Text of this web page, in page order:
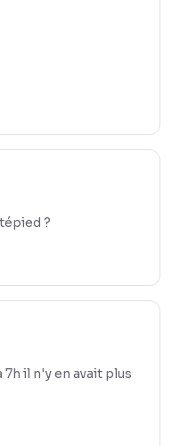
?
7h il n'y en avait plus